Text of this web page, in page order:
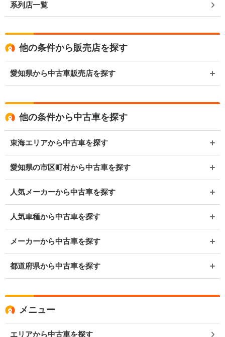
系列店一覧
他の条件から販売店を探す
愛知県から中古車販売店を探す
他の条件から中古車を探す
東海エリアから中古車を探す
愛知県の市区町村から中古車を探す
人気メーカーから中古車を探す
人気車種から中古車を探す
メーカーから中古車を探す
都道府県から中古車を探す
メニュー
エリアから中古車を探す